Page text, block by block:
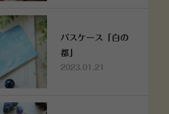
パスケース「白の
都」
2023.01.21